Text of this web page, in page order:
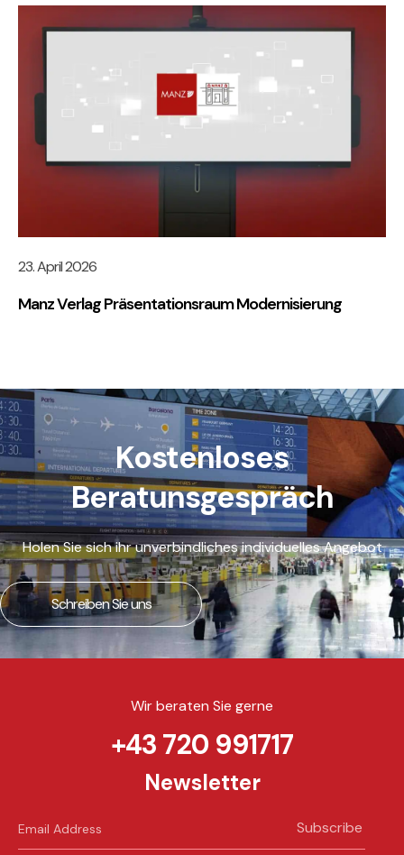
23. April 2026
Manz Verlag Präsentationsraum Modernisierung
Kostenloses
Beratunsgespräch
Holen Sie sich ihr unverbindliches individuelles Angebot
Schreiben Sie uns
Wir beraten Sie gerne
+43 720 991717
Newsletter
Subscribe